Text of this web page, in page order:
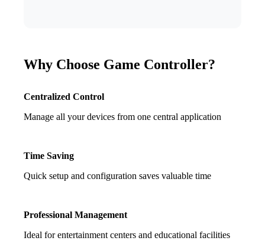
Why Choose Game Controller?
Centralized Control
Manage all your devices from one central application
Time Saving
Quick setup and configuration saves valuable time
Professional Management
Ideal for entertainment centers and educational facilities